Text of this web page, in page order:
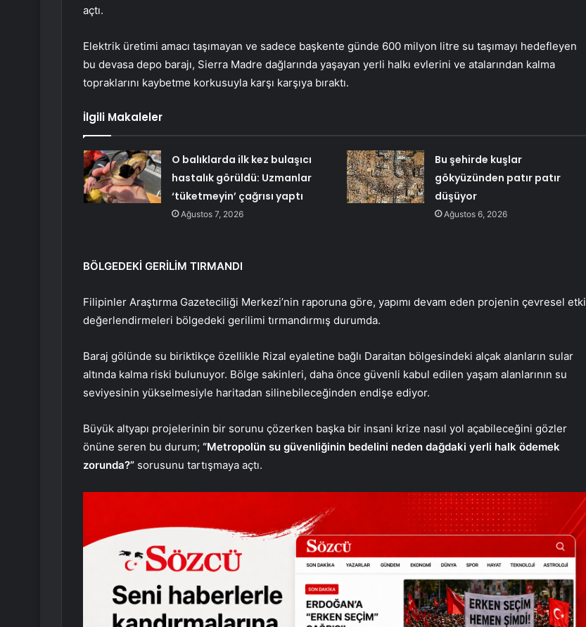
açtı.
Elektrik üretimi amacı taşımayan ve sadece başkente günde 600 milyon litre su taşımayı hedefleyen
bu devasa depo barajı, Sierra Madre dağlarında yaşayan yerli halkı evlerini ve atalarından kalma
topraklarını kaybetme korkusuyla karşı karşıya bıraktı.
İlgili Makaleler
O balıklarda ilk kez bulaşıcı
hastalık görüldü: Uzmanlar
‘tüketmeyin’ çağrısı yaptı
Ağustos 7, 2026
Bu şehirde kuşlar
gökyüzünden patır patır
düşüyor
Ağustos 6, 2026
BÖLGEDEKİ GERİLİM TIRMANDI
Filipinler Araştırma Gazeteciliği Merkezi’nin raporuna göre, yapımı devam eden projenin çevresel etki
değerlendirmeleri bölgedeki gerilimi tırmandırmış durumda.
Baraj gölünde su biriktikçe özellikle Rizal eyaletine bağlı Daraitan bölgesindeki alçak alanların sular
altında kalma riski bulunuyor. Bölge sakinleri, daha önce güvenli kabul edilen yaşam alanlarının su
seviyesinin yükselmesiyle haritadan silinebileceğinden endişe ediyor.
Büyük altyapı projelerinin bir sorunu çözerken başka bir insani krize nasıl yol açabileceğini gözler
önüne seren bu durum; “Metropolün su güvenliğinin bedelini neden dağdaki yerli halk ödemek
zorunda?” sorusunu tartışmaya açtı.